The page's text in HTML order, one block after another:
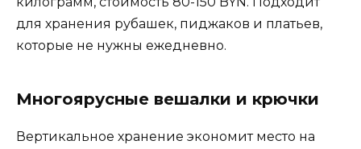
для хранения рубашек, пиджаков и платьев,
которые не нужны ежедневно.
Многоярусные вешалки и крючки
Вертикальное хранение экономит место на